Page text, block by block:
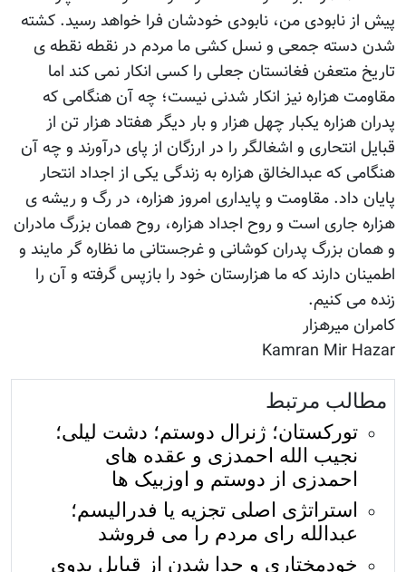
پیش از نابودی من، نابودی خودشان فرا خواهد رسید. کشته
شدن دسته جمعی و نسل کشی ما مردم در نقطه نقطه ی
تاریخ متعفن فغانستان جعلی را کسی انکار نمی کند اما
مقاومت هزاره نیز انکار شدنی نیست؛ چه آن هنگامی که
پدران هزاره یکبار چهل هزار و بار دیگر هفتاد هزار تن از
قبایل انتحاری و اشغالگر را در ارزگان از پای درآورند و چه آن
هنگامی که عبدالخالق هزاره به زندگی یکی از اجداد انتحار
پایان داد. مقاومت و پایداری امروز هزاره، در رگ و ریشه ی
هزاره جاری است و روح اجداد هزاره، روح همان بزرگ مادران
و همان بزرگ پدران کوشانی و غرجستانی ما نظاره گر مایند و
اطمینان دارند که ما هزارستان خود را بازپس گرفته و آن را
زنده می کنیم.
کامران میرهزار
Kamran Mir Hazar
مطالب مرتبط
تورکستان؛ ژنرال دوستم؛ دشت لیلی؛
نجیب الله احمدزی و عقده های
احمدزی از دوستم و اوزبیک ها
استراتژی اصلی تجزیه یا فدرالیسم؛
عبدالله رای مردم را می فروشد
خودمختاری و جدا شدن از قبایل بدوی